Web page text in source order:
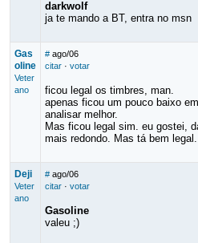
darkwolf
ja te mando a BT, entra no msn
Gas
oline
Veter
ano
# ago/06
citar· votar
ficou legal os timbres, man.
apenas ficou um pouco baixo
analisar melhor.
Mas ficou legal sim. eu gostei,
mais redondo. Mas tá bem legal.
Deji
Veter
ano
# ago/06
citar· votar
Gasoline
valeu ;)